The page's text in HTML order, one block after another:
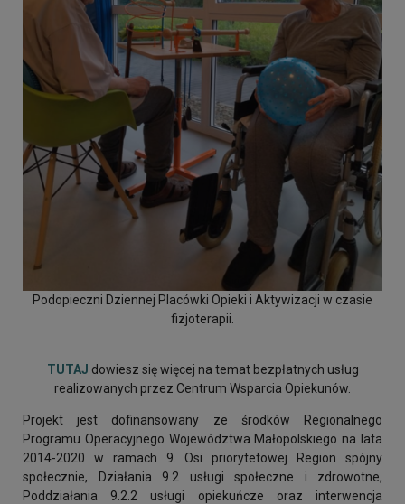
Podopieczni Dziennej Placówki Opieki i Aktywizacji w czasie
fizjoterapii.
TUTAJ dowiesz się więcej na temat bezpłatnych usług
realizowanych przez Centrum Wsparcia Opiekunów.
Projekt jest dofinansowany ze środków Regionalnego
Programu Operacyjnego Województwa Małopolskiego na lata
2014-2020 w ramach 9. Osi priorytetowej Region spójny
społecznie, Działania 9.2 usługi społeczne i zdrowotne,
Poddziałania 9.2.2 usługi opiekuńcze oraz interwencja